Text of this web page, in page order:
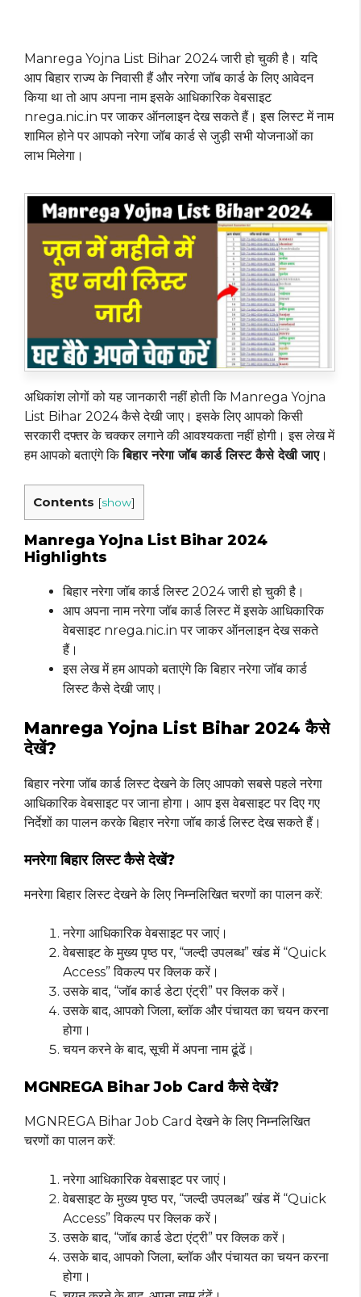
Manrega Yojna List Bihar 2024 जारी हो चुकी है। यदि
आप बिहार राज्य के निवासी हैं और नरेगा जॉब कार्ड के लिए आवेदन
किया था तो आप अपना नाम इसके आधिकारिक वेबसाइट
nrega.nic.in पर जाकर ऑनलाइन देख सकते हैं। इस लिस्ट में नाम
शामिल होने पर आपको नरेगा जॉब कार्ड से जुड़ी सभी योजनाओं का
लाभ मिलेगा।
अधिकांश लोगों को यह जानकारी नहीं होती कि Manrega Yojna
List Bihar 2024 कैसे देखी जाए। इसके लिए आपको किसी
सरकारी दफ्तर के चक्कर लगाने की आवश्यकता नहीं होगी। इस लेख में
हम आपको बताएंगे किबिहार नरेगा जॉब कार्ड लिस्ट कैसे देखी जाए।
Contents [show]
Manrega Yojna List Bihar 2024
Highlights
बिहार नरेगा जॉब कार्ड लिस्ट 2024 जारी हो चुकी है।
आप अपना नाम नरेगा जॉब कार्ड लिस्ट में इसके आधिकारिक
वेबसाइट nrega.nic.in पर जाकर ऑनलाइन देख सकते
हैं।
इस लेख में हम आपको बताएंगे कि बिहार नरेगा जॉब कार्ड
लिस्ट कैसे देखी जाए।
Manrega Yojna List Bihar 2024 कैसे
देखें?
बिहार नरेगा जॉब कार्ड लिस्ट देखने के लिए आपको सबसे पहले नरेगा
आधिकारिक वेबसाइट पर जाना होगा। आप इस वेबसाइट पर दिए गए
निर्देशों का पालन करके बिहार नरेगा जॉब कार्ड लिस्ट देख सकते हैं।
मनरेगा बिहार लिस्ट कैसे देखें?
मनरेगा बिहार लिस्ट देखने के लिए निम्नलिखित चरणों का पालन करें:
नरेगा आधिकारिक वेबसाइट पर जाएं।
वेबसाइट के मुख्य पृष्ठ पर, “जल्दी उपलब्ध” खंड में “Quick
Access” विकल्प पर क्लिक करें।
उसके बाद, “जॉब कार्ड डेटा एंट्री” पर क्लिक करें।
उसके बाद, आपको जिला, ब्लॉक और पंचायत का चयन करना
होगा।
चयन करने के बाद, सूची में अपना नाम ढूंढें।
MGNREGA Bihar Job Card कैसे देखें?
MGNREGA Bihar Job Card देखने के लिए निम्नलिखित
चरणों का पालन करें:
नरेगा आधिकारिक वेबसाइट पर जाएं।
वेबसाइट के मुख्य पृष्ठ पर, “जल्दी उपलब्ध” खंड में “Quick
Access” विकल्प पर क्लिक करें।
उसके बाद, “जॉब कार्ड डेटा एंट्री” पर क्लिक करें।
उसके बाद, आपको जिला, ब्लॉक और पंचायत का चयन करना
होगा।